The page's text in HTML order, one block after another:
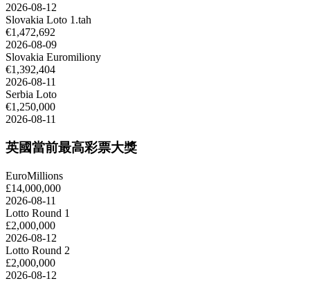
2026-08-12
Slovakia Loto 1.tah
€1,472,692
2026-08-09
Slovakia Euromiliony
€1,392,404
2026-08-11
Serbia Loto
€1,250,000
2026-08-11
英國當前最高彩票大獎
EuroMillions
£14,000,000
2026-08-11
Lotto Round 1
£2,000,000
2026-08-12
Lotto Round 2
£2,000,000
2026-08-12